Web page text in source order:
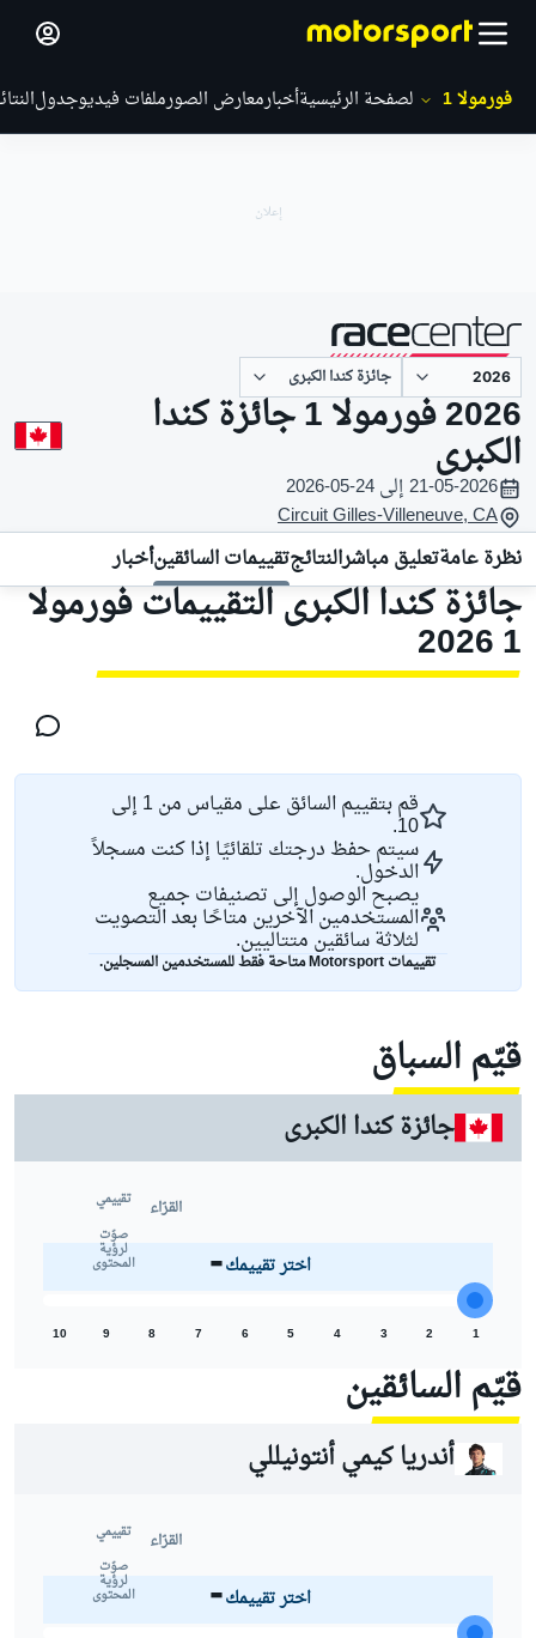
فورمولا 1 الصفحة الرئيسيةأخبارمعارض الصورملفات فيديوجدول
مقدم من جائزة كندا الكبرى
2026 فورمولا 1 جائزة كندا
الكبرى
21-05-2026 إلى 24-05-2026
Circuit Gilles-Villeneuve, CA
نظرة عامةتعليق مباشرالنتائجتقييمات السائقينأخبار
جائزة كندا الكبرى التقييمات فورمولا
1 2026
قم بتقييم السائق على مقياس من 1 إلى
10.
سيتم حفظ درجتك تلقائيًا إذا كنت مسجلاً
الدخول.
يصبح الوصول إلى تصنيفات جميع
المستخدمين الآخرين متاحًا بعد التصويت
لثلاثة سائقين متتاليين.
تقييمات Motorsport متاحة فقط للمستخدمين المسجلين.
قيّم السباق
جائزة كندا الكبرى
تقييمي
-
القرّاء
صوّت
لرؤية
المحتوى اختر تقييمك
1
2
3
4
5
6
7
8
9
10
قيّم السائقين
أندريا كيمي أنتونيللي
تقييمي
-
القرّاء
صوّت
لرؤية
المحتوى اختر تقييمك